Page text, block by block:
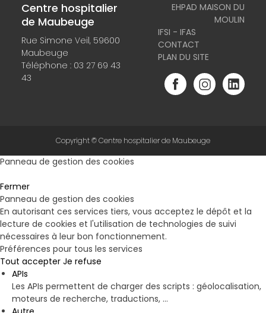
Centre hospitalier
de Maubeuge
Rue Simone Veil, 59600
Maubeuge
Téléphone : 03 27 69 43
43
EHPAD MAISON DU
MOULIN
IFSI - IFAS
CONTACT
PLAN DU SITE
Copyright © Centre hospitalier de Maubeuge
Panneau de gestion des cookies
Fermer
Panneau de gestion des cookies
En autorisant ces services tiers, vous acceptez le dépôt et la
lecture de cookies et l'utilisation de technologies de suivi
nécessaires à leur bon fonctionnement.
Préférences pour tous les services
Tout accepter Je refuse
APIs
Les APIs permettent de charger des scripts : géolocalisation,
moteurs de recherche, traductions, ...